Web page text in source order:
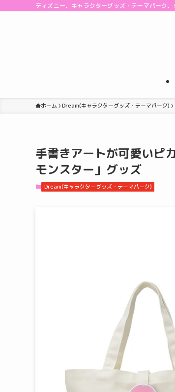
ディズニー、キャラクターグッズ・テーマパーク
ホーム Dream(キャラクターグッズ・テーマパーク)
手書きアートが可愛いピ
モンスター」グッズ
Dream(キャラクターグッズ・テーマパーク)